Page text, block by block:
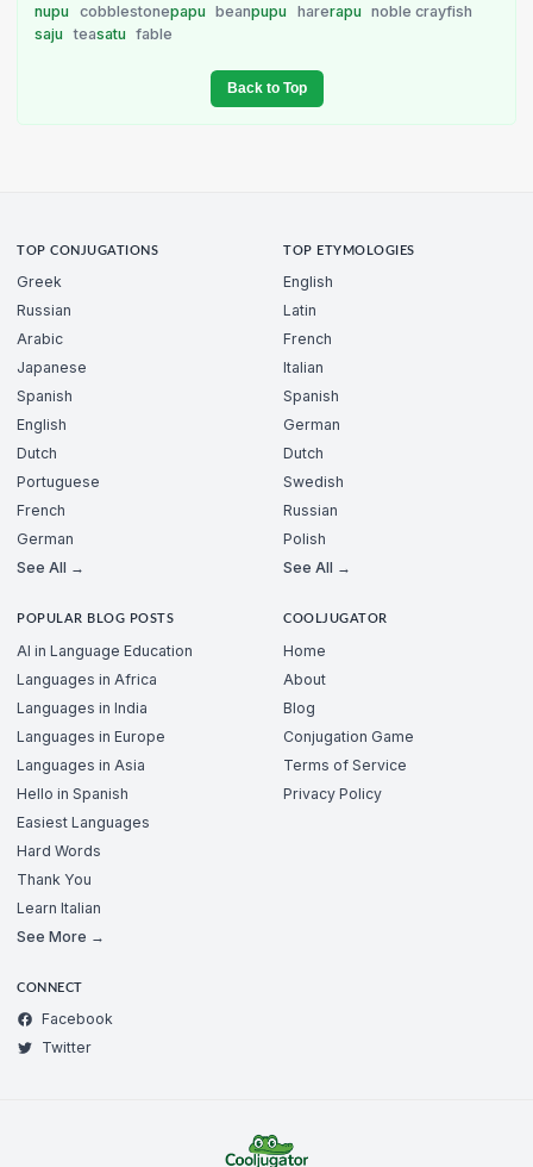
nupu
cobblestonepapu beanpupu harerapu
noble crayfish
saju
teasatu fable
Back to Top
TOP CONJUGATIONS
Greek
Russian
Arabic
Japanese
Spanish
English
Dutch
Portuguese
French
German
See All →
TOP ETYMOLOGIES
English
Latin
French
Italian
Spanish
German
Dutch
Swedish
Russian
Polish
See All →
POPULAR BLOG POSTS
AI in Language Education
Languages in Africa
Languages in India
Languages in Europe
Languages in Asia
Hello in Spanish
Easiest Languages
Hard Words
Thank You
Learn Italian
See More →
COOLJUGATOR
Home
About
Blog
Conjugation Game
Terms of Service
Privacy Policy
CONNECT
Facebook
Twitter